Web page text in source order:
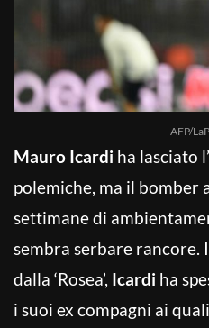
AFP/
Mauro Icardi ha lasciato l’
polemiche, ma il bomber
settimane di
sembra serbare rancore.
dalla ‘Rosea’, Icardi ha
i suoi ex compagni ai